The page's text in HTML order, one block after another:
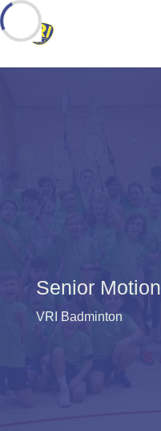
Senior Motion
VRI Badminton